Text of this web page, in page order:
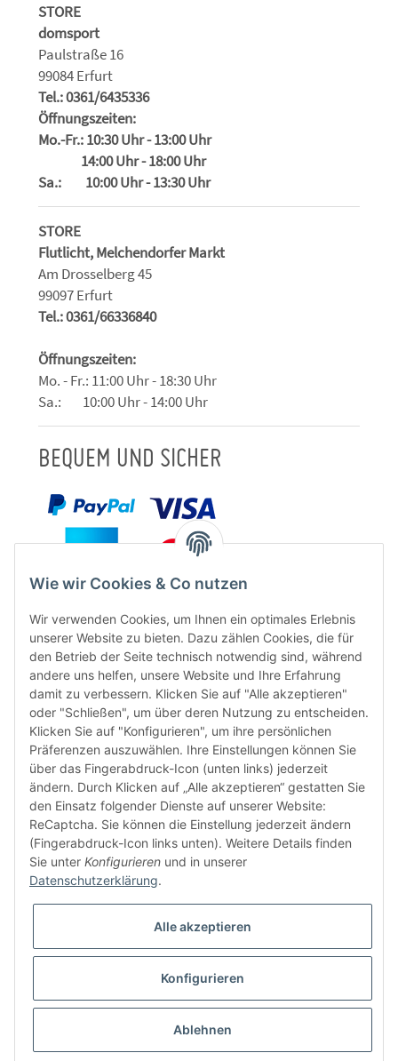
STORE
domsport
Paulstraße 16
99084 Erfurt
Tel.: 0361/6435336
Öffnungszeiten:
Mo.-Fr.: 10:30 Uhr - 13:00 Uhr
14:00 Uhr - 18:00 Uhr
Sa.: 10:00 Uhr - 13:30 Uhr
STORE
Flutlicht, Melchendorfer Markt
Am Drosselberg 45
99097 Erfurt
Tel.: 0361/66336840
Öffnungszeiten:
Mo. - Fr.: 11:00 Uhr - 18:30 Uhr
Sa.: 10:00 Uhr - 14:00 Uhr
BEQUEM UND SICHER
FÜR EUCH UNTERWEGS
Vertrag widerrufen
* Alle Preise inkl. gesetzlicher USt., zzgl.
© buntstoff GmbH Besucherzähler: 2796378
Wie wir Cookies & Co nutzen
Wir verwenden Cookies, um Ihnen ein optimales Erlebnis
unserer Website zu bieten. Dazu zählen Cookies, die für
den Betrieb der Seite technisch notwendig sind, während
andere uns helfen, unsere Website und Ihre Erfahrung
damit zu verbessern. Klicken Sie auf "Alle akzeptieren"
oder "Schließen", um über deren Nutzung zu entscheiden.
Klicken Sie auf "Konfigurieren", um ihre persönlichen
Präferenzen auszuwählen. Ihre Einstellungen können Sie
über das Fingerabdruck-Icon (unten links) jederzeit
ändern. Durch Klicken auf „Alle akzeptieren“ gestatten Sie
den Einsatz folgender Dienste auf unserer Website:
ReCaptcha. Sie können die Einstellung jederzeit ändern
(Fingerabdruck-Icon links unten). Weitere Details finden
Sie unter Konfigurieren und in unserer
Datenschutzerklärung.
Alle akzeptieren
Konfigurieren
Ablehnen